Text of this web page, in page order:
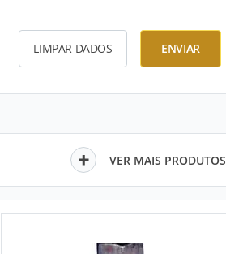
LIMPAR DADOS ENVIAR
VER MAIS PRODUTOS